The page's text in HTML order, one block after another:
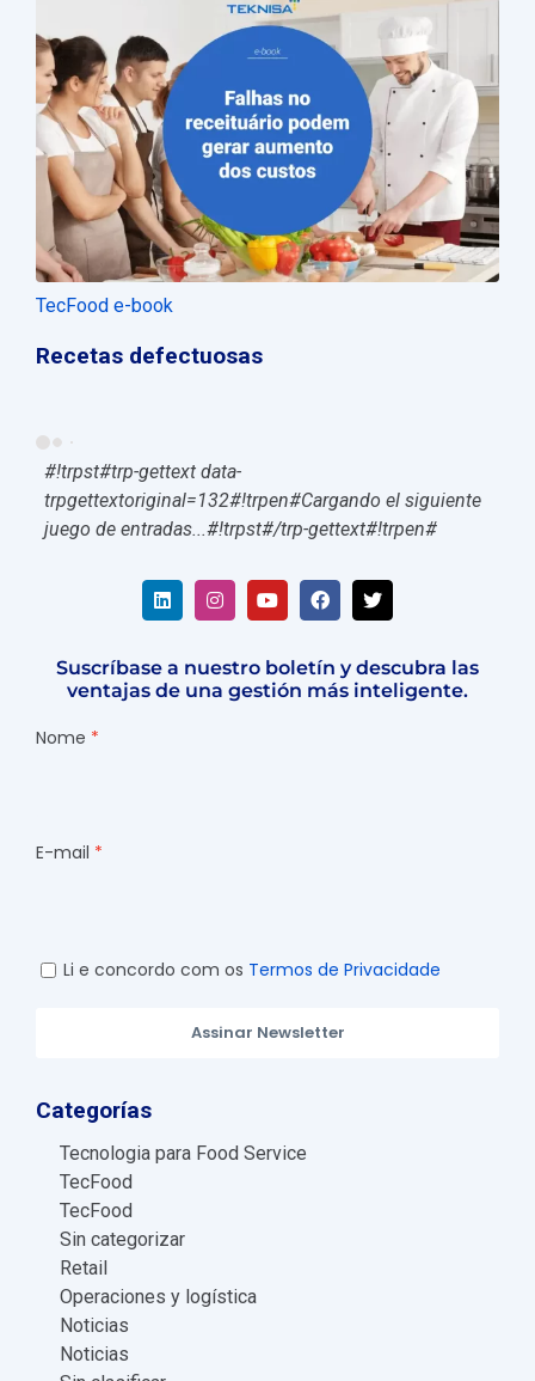
TecFood e-book
Recetas defectuosas
TecFood e-book
07 errores al planificar un menú